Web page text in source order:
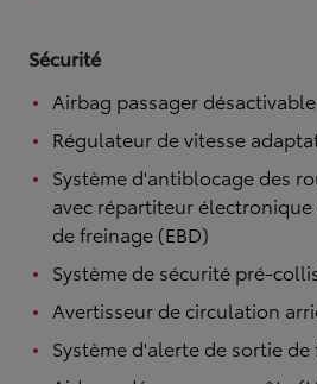
Sécurité
Airbag passager désactivable
Régulateur de vitesse
Système d'antiblocage des
avec répartiteur
de freinage (EBD)
Système de sécurité pré-
Avertisseur de circulation
Système d'alerte de sortie de